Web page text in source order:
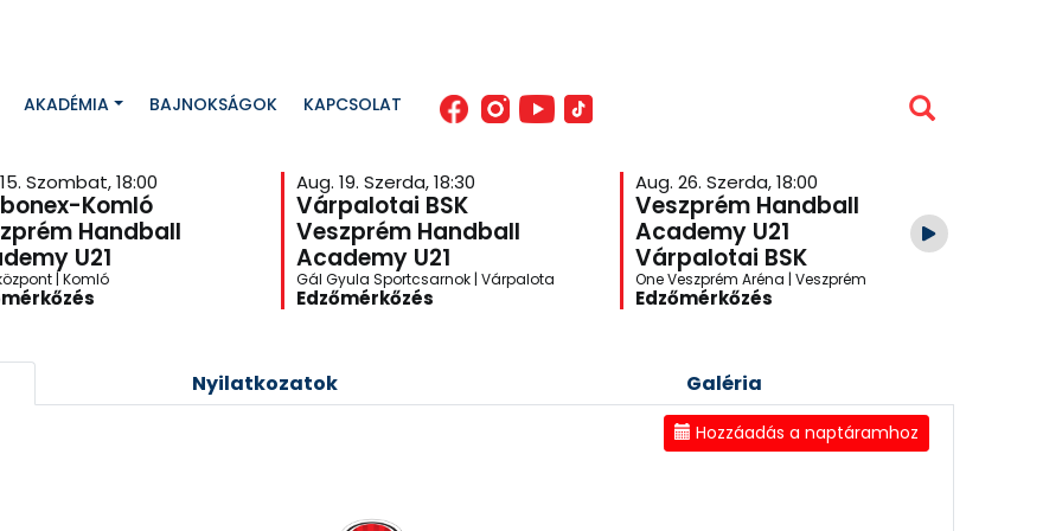
AKADÉMIA BAJNOKSÁGOK KAPCSOLAT
Szombat, 18:00
Komló
Handball
U21
| Komló
Aug. 19. Szerda, 18:30
Várpalotai BSK
Veszprém Handball
Academy U21
Gál Gyula Sportcsarnok | Várpalota
Edzőmérkőzés
Aug. 26. Szerda, 18:00
Veszprém Handball
Academy U21
Várpalotai BSK
One Veszprém Aréna | Veszprém
Edzőmérkőzés
Nyilatkozatok Galéria
Hozzáadás a naptáramhoz